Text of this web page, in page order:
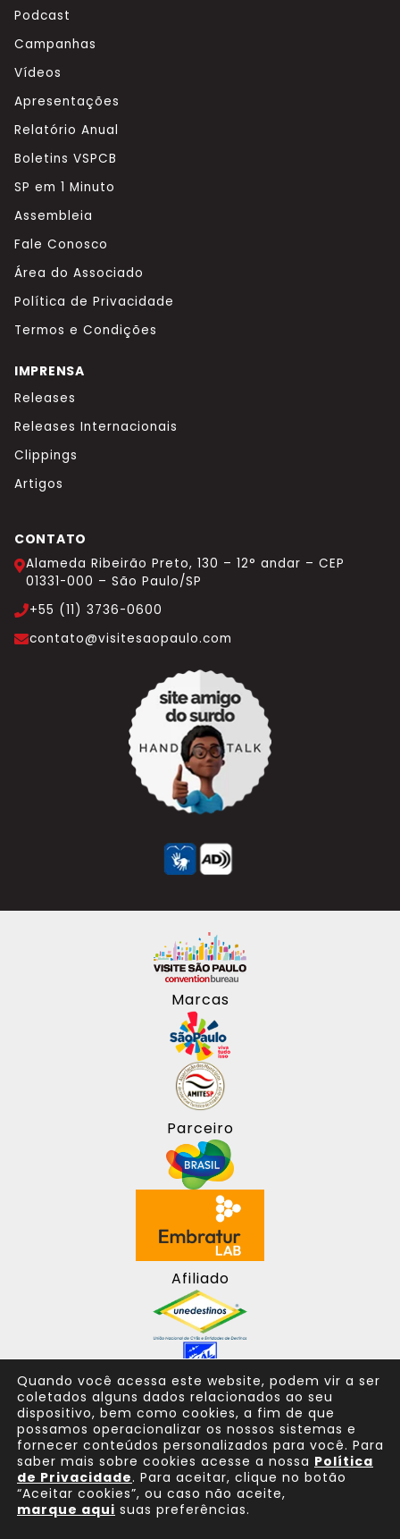
Podcast
Campanhas
Vídeos
Apresentações
Relatório Anual
Boletins VSPCB
SP em 1 Minuto
Assembleia
Fale Conosco
Área do Associado
Política de Privacidade
Termos e Condições
IMPRENSA
Releases
Releases Internacionais
Clippings
Artigos
CONTATO
Alameda Ribeirão Preto, 130 – 12° andar – CEP
01331-000 – São Paulo/SP
+55 (11) 3736-0600
contato@visitesaopaulo.com
Marcas
Parceiro
Afiliado
Quando você acessa este website, podem vir a ser
coletados alguns dados relacionados ao seu
dispositivo, bem como cookies, a fim de que
possamos operacionalizar os nossos sistemas e
fornecer conteúdos personalizados para você. Para
saber mais sobre cookies acesse a nossa Política
de Privacidade. Para aceitar, clique no botão
“Aceitar cookies”, ou caso não aceite,
marque aqui suas preferências.